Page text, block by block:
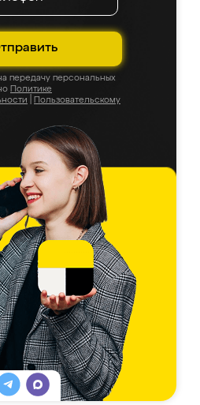
передачу персональных
Политике
Пользовательскому